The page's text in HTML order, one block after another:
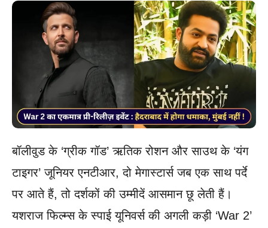
बॉलीवुड के ‘ग्रीक गॉड’ ऋतिक रोशन और साउथ के ‘यंग
टाइगर’ जूनियर एनटीआर, दो मेगास्टार्स जब एक साथ पर्दे
पर आते हैं, तो दर्शकों की उम्मीदें आसमान छू लेती हैं।
यशराज फिल्म्स के स्पाई यूनिवर्स की अगली कड़ी ‘War 2’